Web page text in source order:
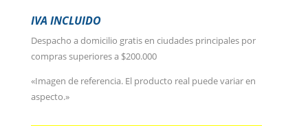
IVA INCLUIDO
Despacho a domicilio gratis en ciudades principales por
compras superiores a $200.000
«Imagen de referencia. El producto real puede variar en
aspecto.»